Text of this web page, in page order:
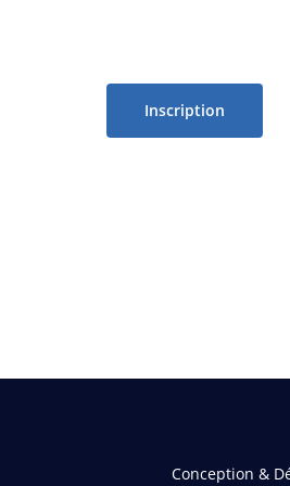
Inscription
Conception &